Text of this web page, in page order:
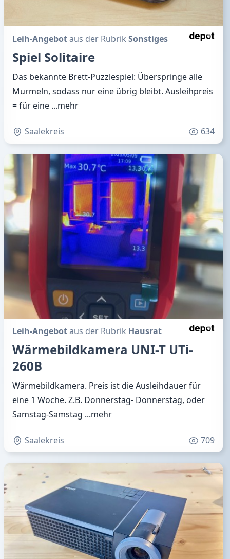
Leih-Angebotaus der Rubrik Sonstiges
Spiel Solitaire
Das bekannte Brett-Puzzlespiel: Überspringe alle
Murmeln, sodass nur eine übrig bleibt. Ausleihpreis
= für eine ...mehr
Saalekreis 634
Leih-Angebotaus der Rubrik Hausrat
Wärmebildkamera UNI-T UTi-
260B
Wärmebildkamera. Preis ist die Ausleihdauer für
eine 1 Woche. Z.B. Donnerstag- Donnerstag, oder
Samstag-Samstag ...mehr
Saalekreis 709